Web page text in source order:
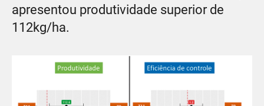
apresentou produtividade superior de
112kg/ha.